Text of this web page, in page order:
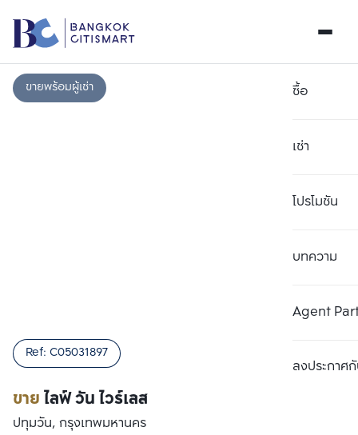
ซื้อ
เช่า
โปรโมชัน
บทความ
Agent
ลงประกาศกั
ขายพร้อมผู้เช่า
ขายไลฟ์ วัน ไวร์เลส
Ref: C05031897
ปทุมวัน, กรุงเทพมหานคร
เปรียบเทียบ